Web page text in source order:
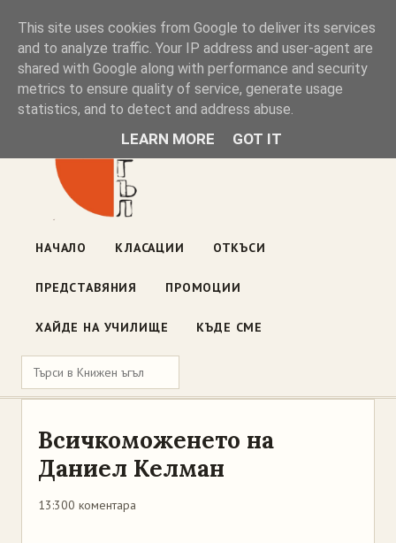
Книжен ъгъл
Блог на книжарницата — класации, откъси, нови книги
ул. „Оборище" 117, София· пон–пет 10:00–19:00 ·
НАЧАЛО КЛАСАЦИИ ОТКЪСИ
ПРЕДСТАВЯНИЯ ПРОМОЦИИ
ХАЙДЕ НА УЧИЛИЩЕ КЪДЕ СМЕ
Всичкоможенето на
Даниел Келман
13:300 коментара
This site uses cookies from Google to deliver its services
and to analyze traffic. Your IP address and user-agent are
shared with Google along with performance and security
metrics to ensure quality of service, generate usage
statistics, and to detect and address abuse.
LEARN MORE GOT IT